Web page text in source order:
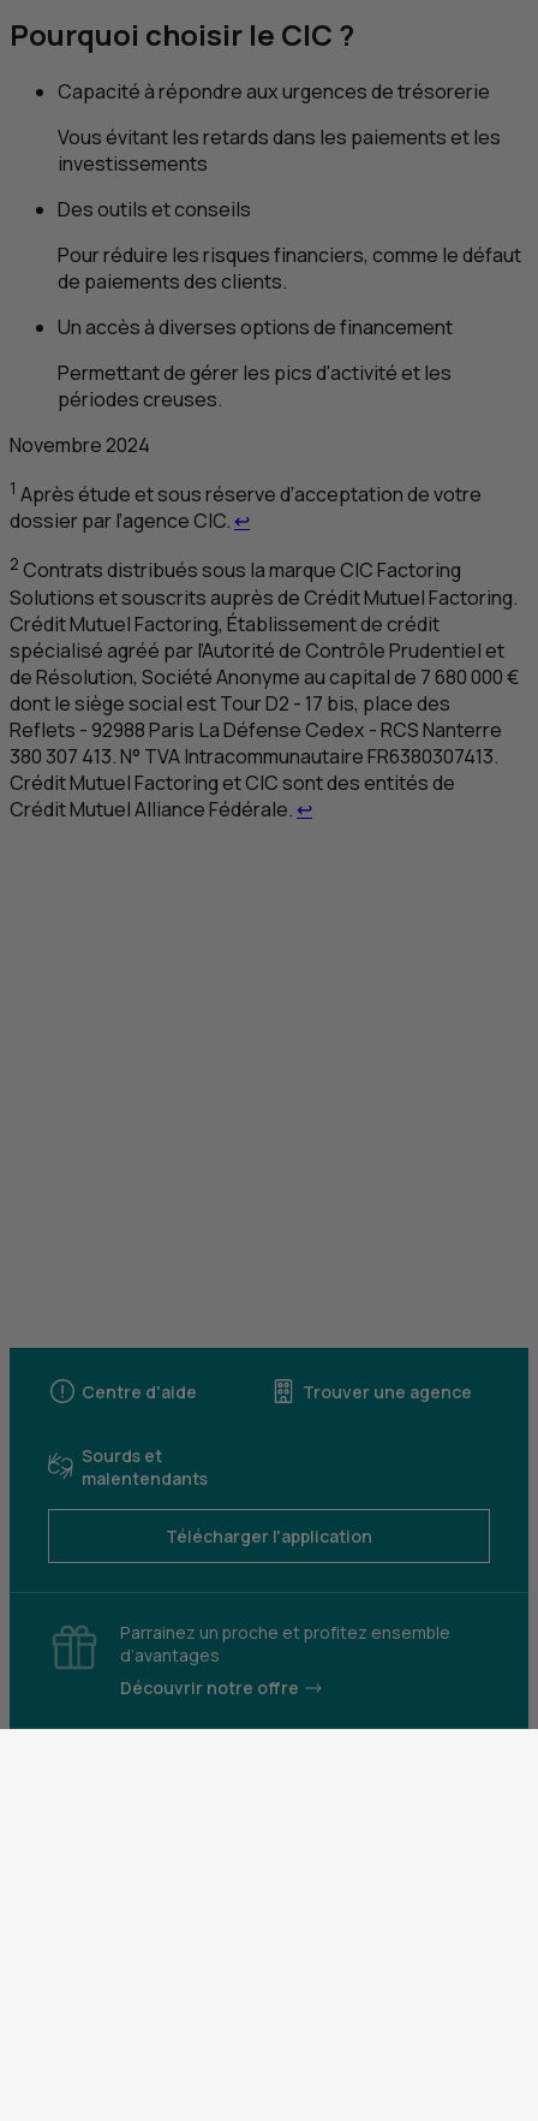
Pourquoi choisir le CIC ?
Capacité à répondre aux urgences de trésorerie
Vous évitant les retards dans les paiements et les
investissements
Des outils et conseils
Pour réduire les risques financiers, comme le défaut
de paiements des clients.
Un accès à diverses options de financement
Permettant de gérer les pics d'activité et les
périodes creuses.
Novembre 2024
1 Après étude et sous réserve d’acceptation de votre
dossier par l’agenceCIC. ↩Retour au renvoi 1
2 Contrats distribués sous la marqueCICFactoring
Solutions et souscrits auprès de Crédit Mutuel Factoring.
Crédit Mutuel Factoring, Établissement de crédit
spécialisé agréé par l’Autorité de Contrôle Prudentiel et
de Résolution, Société Anonyme au capital de 7 680 000 €
dont le siège social est TourD2 - 17 bis, place des
Reflets - 92988 Paris La Défense Cedex -RCSNanterre
380 307 413. N° TVAIntracommunautaireFR6380307413.
Crédit Mutuel Factoring etCICsont des entités de
Crédit Mutuel Alliance Fédérale. ↩Retour au renvoi 2
Centre d'aide Trouver une agence
Sourds et
malentendants
Télécharger l'application
Parrainez un proche et profitez ensemble
d’avantages
Découvrir notre offre